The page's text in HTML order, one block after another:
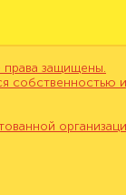
защищены.
собственностью